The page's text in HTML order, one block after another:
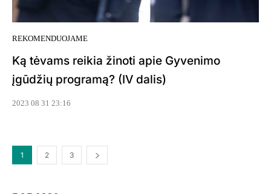
REKOMENDUOJAME
Ką tėvams reikia žinoti apie Gyvenimo
įgūdžių programą? (IV dalis)
2023 08 31 23:16
1 2 3